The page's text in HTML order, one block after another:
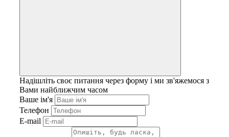
Надішліть своє питання через форму і ми зв'яжемося з
Вами найближчим часом
Ваше ім'я
Телефон
E-mail